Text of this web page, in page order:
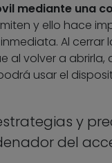
mediante una
y ello hace
Al cerrar
al volver a abrirla,
usar el
y
del